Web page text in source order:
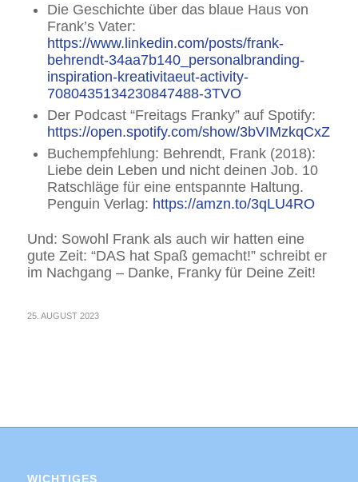
Die Geschichte über das blaue Haus von
Frank’s Vater:
https://www.linkedin.com/posts/frank-
behrendt-34aa7b140_personalbranding-
inspiration-kreativitaeut-activity-
7080435134230847488-3TVO
Der Podcast “Freitags Franky” auf Spotify:
https://open.spotify.com/show/
Buchempfehlung: Behrendt, Frank (2018):
Liebe dein Leben und nicht deinen Job. 10
Ratschläge für eine entspannte Haltung.
Penguin Verlag: https://amzn.to/3qLU4RO
Und: Sowohl Frank als auch wir hatten eine
gute Zeit: “DAS hat Spaß gemacht!” schreibt er
im Nachgang – Danke, Franky für Deine Zeit!
25. AUGUST 2023
WICHTIGES